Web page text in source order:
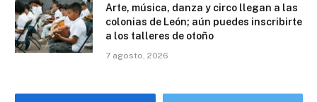
Arte, música, danza y circo llegan a las
colonias de León; aún puedes inscribirte
a los talleres de otoño
7 agosto, 2026